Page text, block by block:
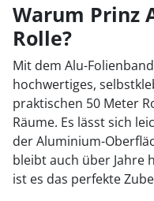
Warum Prinz
Rolle?
Mit dem Alu-
hochwertiges,
praktischen 50 Meter
Räume. Es lässt sich
der Aluminium-
bleibt auch über Jahre
ist es das perfekte